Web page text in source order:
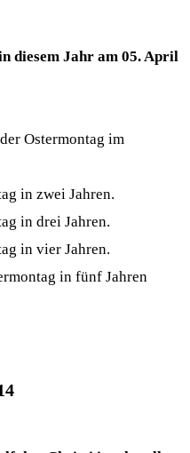
diesem Jahr am 05. April
Ostermontag im
in zwei Jahren.
in drei Jahren.
in vier Jahren.
in fünf Jahren